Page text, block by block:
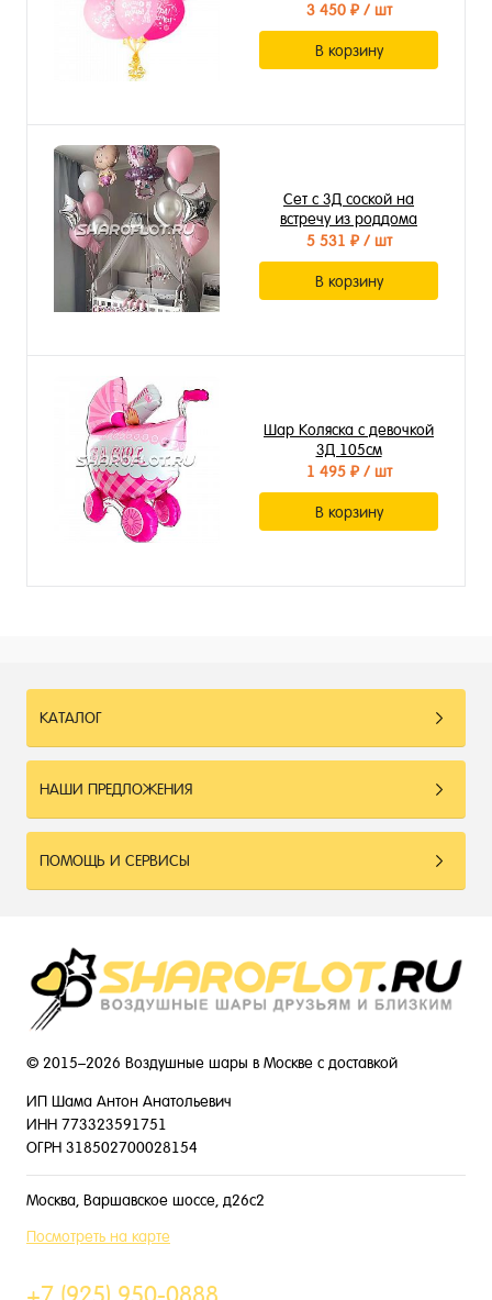
3 450 ₽/ шт
В корзину
Сет с 3Д соской на
встречу из роддома
5 531 ₽/ шт
В корзину
Шар Коляска с девочкой
3Д 105см
1 495 ₽/ шт
В корзину
КАТАЛОГ
НАШИ ПРЕДЛОЖЕНИЯ
ПОМОЩЬ И СЕРВИСЫ
© 2015–2026 Воздушные шары в Москве с доставкой
ИП Шама Антон Анатольевич
ИНН 773323591751
ОГРН 318502700028154
Москва, Варшавское шоссе, д26с2
Посмотреть на карте